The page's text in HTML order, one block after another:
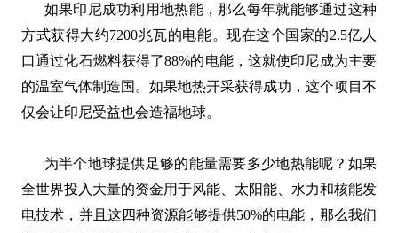
如果印尼成功利用地热能，那么每年就能够通过这种
方式获得大约7200兆瓦的电能。现在这个国家的2.5亿人
口通过化石燃料获得了88%的电能，这就使印尼成为主要
的温室气体制造国。如果地热开采获得成功，这个项目不
仅会让印尼受益也会造福地球。
为半个地球提供足够的能量需要多少地热能呢？如果
全世界投入大量的资金用于风能、太阳能、水力和核能发
电技术，并且这四种资源能够提供50%的电能，那么我们